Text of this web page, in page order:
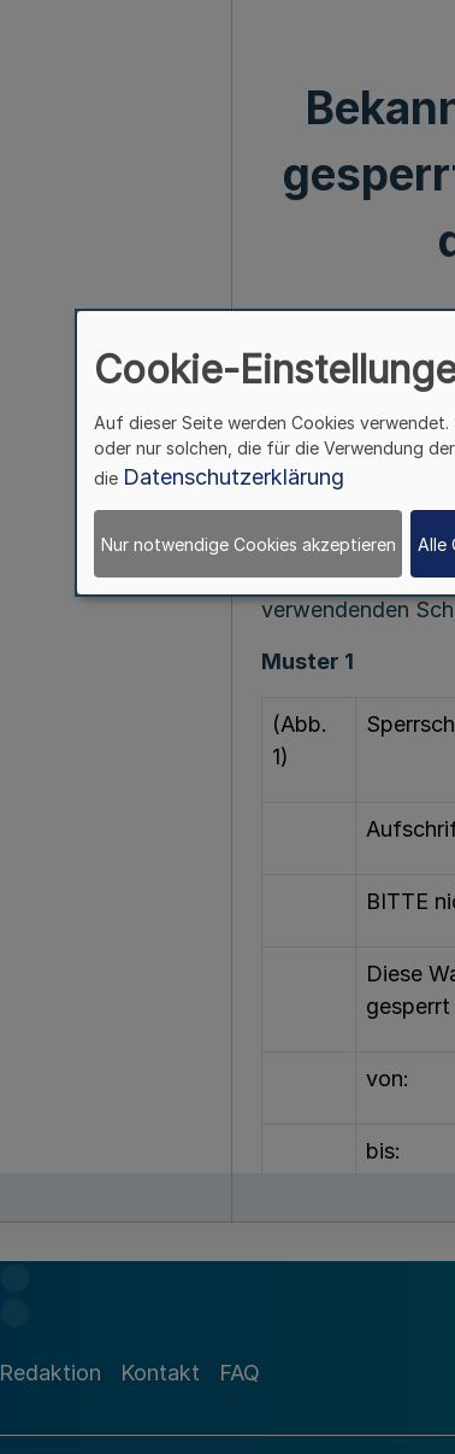
Auf Grund von § 5
werden die
verwendenden
Muster 1
(Abb.
1)
BITTE
Diese
gesperrt
von:
bis:
Redaktion Kontakt FAQ
Cookie-
Auf dieser Seite werden Cookies
oder nur solchen, die für die Verwendung
die Datenschutzerklärung
Nur notwendige Cookies akzeptieren Alle